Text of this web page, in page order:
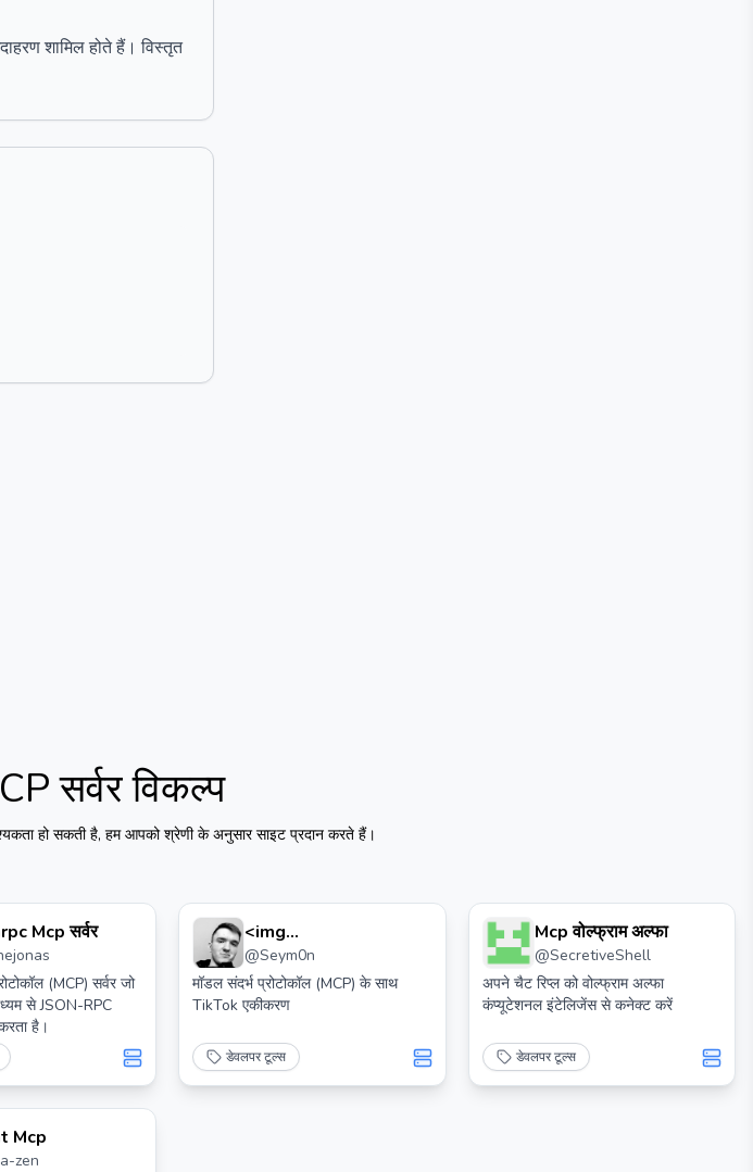
शामिल होते हैं। विस्तृत
सर्वरविकल्प
हो सकती है, हम आपको श्रेणी के अनुसार साइट प्रदान करते हैं।
Mcp सर्वर
(MCP) सर्वर जो
से JSON-RPC
है।
<img
Src="https://cdn.worldvectorlogo.com/logos/tiktok
Icon 2.svg" Height="32"> टिक टोक म्कप
@Seym0n
मॉडल संदर्भ प्रोटोकॉल (MCP) के साथ
TikTok एकीकरण
डेवलपर टूल्स
Mcp वोल्फ्राम अल्फा
@SecretiveShell
अपने चैट रिप्ल को वोल्फ्राम अल्फा
कंप्यूटेशनल इंटेलिजेंस से कनेक्ट करें
डेवलपर टूल्स
Mcp
zen